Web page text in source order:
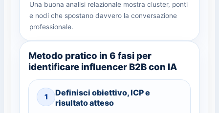
Una buona analisi relazionale mostra cluster, ponti
e nodi che spostano davvero la conversazione
professionale.
Metodo pratico in 6 fasi per
identificare influencer B2B con IA
1
Definisci obiettivo, ICP e
risultato atteso